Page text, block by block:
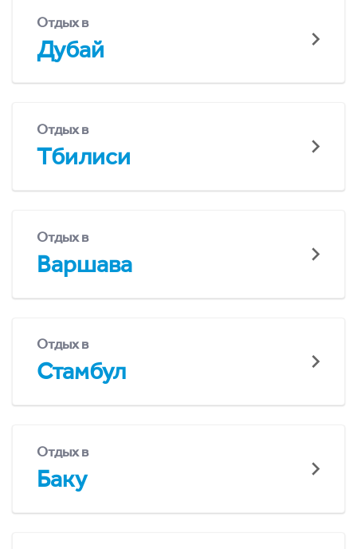
Отдых в
Дубай
Отдых в
Тбилиси
Отдых в
Варшава
Отдых в
Стамбул
Отдых в
Баку